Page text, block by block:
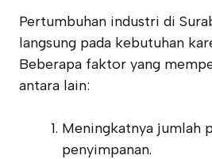
Pertumbuhan industri di
langsung pada kebutuhan
Beberapa faktor yang
antara lain:
Meningkatnya jumlah
penyimpanan.